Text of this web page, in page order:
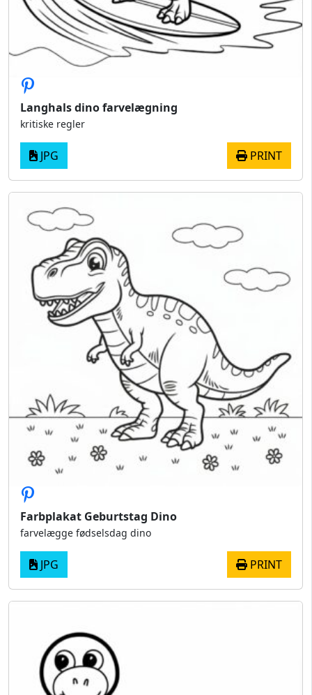
Langhals dino farvelægning
kritiske regler
JPG PRINT
Farbplakat Geburtstag Dino
farvelægge fødselsdag dino
JPG PRINT